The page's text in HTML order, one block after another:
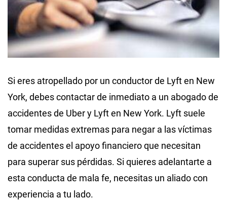
Si eres atropellado por un conductor de Lyft en New
York, debes contactar de inmediato a un abogado de
accidentes de Uber y Lyft en New York. Lyft suele
tomar medidas extremas para negar a las víctimas
de accidentes el apoyo financiero que necesitan
para superar sus pérdidas. Si quieres adelantarte a
esta conducta de mala fe, necesitas un aliado con
experiencia a tu lado.